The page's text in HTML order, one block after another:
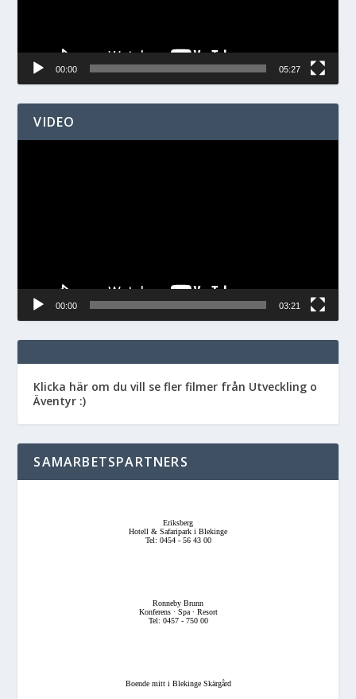
00:00 05:27
VIDEO
00:00 03:21
Klicka här om du vill se fler filmer från Utveckling o
Äventyr :)
SAMARBETSPARTNERS
Eriksberg
Hotell & Safaripark i Blekinge
Tel: 0454 - 56 43 00
Ronneby Brunn
Konferens · Spa · Resort
Tel: 0457 - 750 00
Boende mitt i Blekinge Skärgård